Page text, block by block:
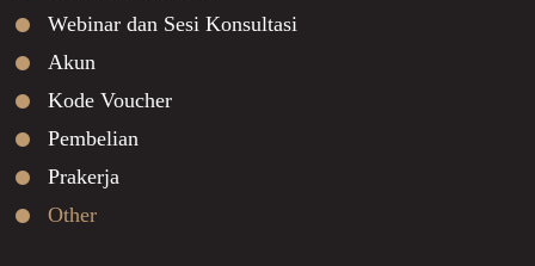
Webinar dan Sesi Konsultasi
Akun
Kode Voucher
Pembelian
Prakerja
Other